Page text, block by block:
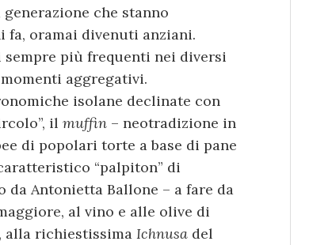
che stanno
oramai divenuti anziani.
più frequenti nei diversi
aggregativi.
isolane declinate con
il muffin – neotradizione in
di popolari torte a base di pane
“palpiton” di
Antonietta Ballone – a fare da
al vino e alle olive di
alla richiestissima Ichnusa del